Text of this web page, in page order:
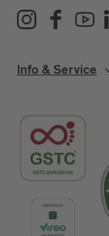
Info & Service